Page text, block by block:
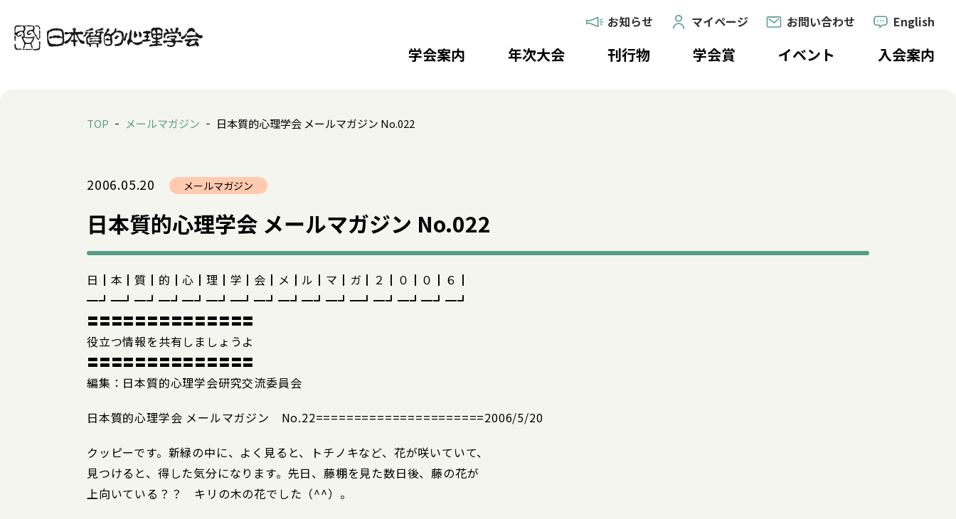
お知らせ マイページ お問い合わせ English
学会案内 年次大会 刊行物 学会賞 イベント 入会案内
TOP メールマガジン 日本質的心理学会 メールマガジン No.022
2006.05.20 メールマガジン
日本質的心理学会 メールマガジン No.022
日┃本┃質┃的┃心┃理┃学┃会┃メ┃ル┃マ┃ガ┃２┃０┃０┃６┃
━┛━┛━┛━┛━┛━┛━┛━┛━┛━┛━┛━┛━┛━┛━┛━┛
〓〓〓〓〓〓〓〓〓〓〓〓〓〓
役立つ情報を共有しましょうよ
〓〓〓〓〓〓〓〓〓〓〓〓〓〓
編集：日本質的心理学会研究交流委員会
日本質的心理学会 メールマガジン No.22======================2006/5/20
クッピーです。新緑の中に、よく見ると、トチノキなど、花が咲いていて、
見つけると、得した気分になります。先日、藤棚を見た数日後、藤の花が
上向いている？？ キリの木の花でした（^^）。